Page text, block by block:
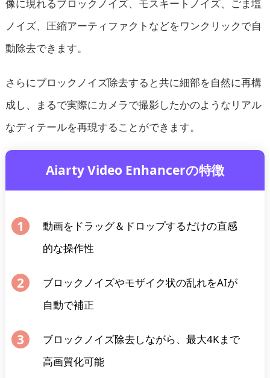
像に現れるブロックノイズ、モスキートノイズ、ごま塩
ノイズ、圧縮アーティファクトなどをワンクリックで自
動除去できます。
さらにブロックノイズ除去すると共に細部を自然に再構
成し、まるで実際にカメラで撮影したかのようなリアル
なディテールを再現することができます。
Aiarty Video Enhancerの特徴
動画をドラッグ＆ドロップするだけの直感
的な操作性
ブロックノイズやモザイク状の乱れをAIが
自動で補正
ブロックノイズ除去しながら、最大4Kまで
高画質化可能